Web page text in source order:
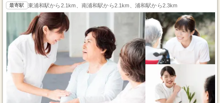
最寄駅 東浦和駅から2.1km、南浦和駅から2.1km、浦和駅から2.3km